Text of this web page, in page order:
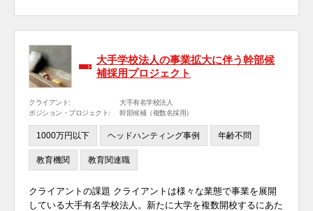
大手学校法人の事業拡大に伴う幹部候
補採用プロジェクト
クライアント:
大手有名学校法人
ポジション・プロジェクト:
幹部候補（複数名採用）
1000万円以下 ヘッドハンティング事例 年齢不問
教育機関 教育関連職
クライアントの課題 クライアントは様々な業態で事業を展開
している大手有名学校法人。新たに大学を複数開校するにあた